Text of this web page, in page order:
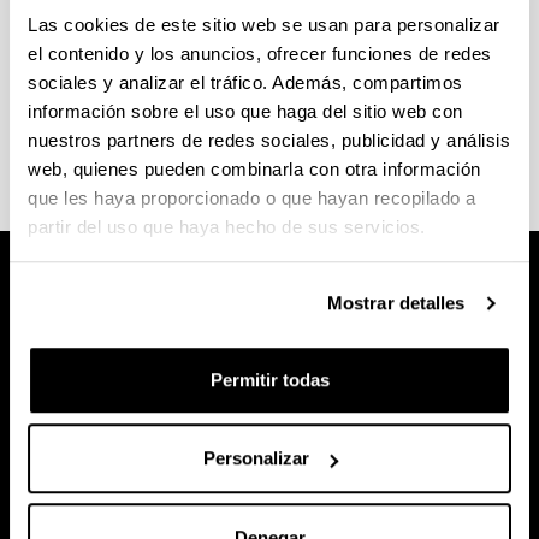
Las cookies de este sitio web se usan para personalizar
el contenido y los anuncios, ofrecer funciones de redes
sociales y analizar el tráfico. Además, compartimos
información sobre el uso que haga del sitio web con
nuestros partners de redes sociales, publicidad y análisis
web, quienes pueden combinarla con otra información
que les haya proporcionado o que hayan recopilado a
partir del uso que haya hecho de sus servicios.
Mostrar detalles
Permitir todas
Personalizar
8M
2024